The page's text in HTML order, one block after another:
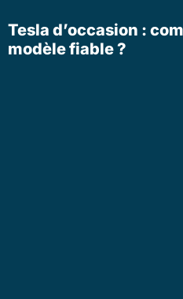
Tesla d’occasion :
modèle fiable ?